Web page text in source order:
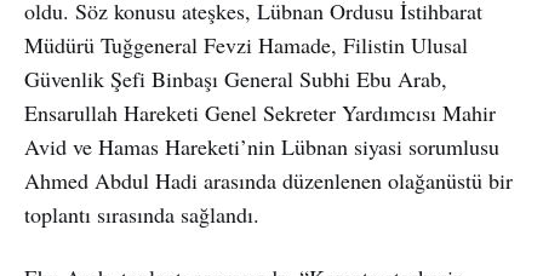
oldu. Söz konusu ateşkes, Lübnan Ordusu İstihbarat
Müdürü Tuğgeneral Fevzi Hamade, Filistin Ulusal
Güvenlik Şefi Binbaşı General Subhi Ebu Arab,
Ensarullah Hareketi Genel Sekreter Yardımcısı Mahir
Avid ve Hamas Hareketi’nin Lübnan siyasi sorumlusu
Ahmed Abdul Hadi arasında düzenlenen olağanüstü bir
toplantı sırasında sağlandı.